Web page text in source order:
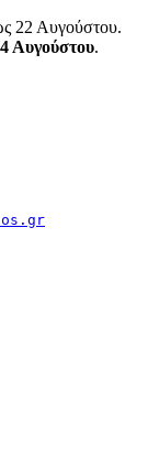
22 Αυγούστου.
Αυγούστου.